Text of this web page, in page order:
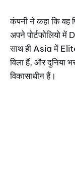
कंपनी ने कहा कि वह
अपने पोर्टफोलियो
साथ ही Asia में
विला हैं, और दुनिया
विकासाधीन हैं।